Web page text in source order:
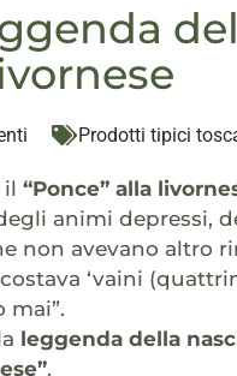
Prodotti tipici
il “Ponce” alla
animi depressi,
non avevano altro
‘vaini
mai”.
leggenda della
.